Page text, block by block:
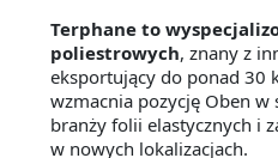
Terphane to
poliestrowych, znany z
eksportujący do ponad 30
wzmacnia pozycję Oben
branży folii elastycznych i
w nowych lokalizacjach.